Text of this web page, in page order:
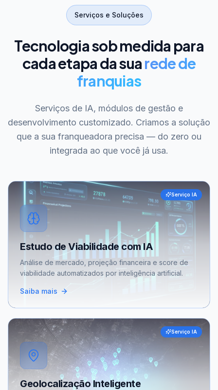
Serviços e Soluções
Tecnologia sob medida para
cada etapa da suarede de
franquias
Serviços de IA, módulos de gestão e
desenvolvimento customizado. Criamos a solução
que a sua franqueadora precisa — do zero ou
integrada ao que você já usa.
Serviço IA
Estudo de Viabilidade com IA
Análise de mercado, projeção financeira e score de
viabilidade automatizados por inteligência artificial.
Saiba mais
Serviço IA
Geolocalização Inteligente